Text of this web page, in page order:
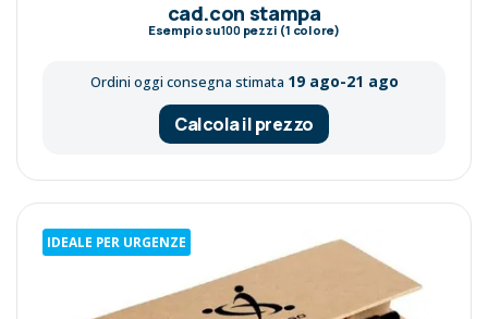
cad.con stampa
Esempio su100pezzi (1 colore)
Ordini oggi consegna stimata 19 ago-21 ago
Calcola il prezzo
IDEALE PER URGENZE